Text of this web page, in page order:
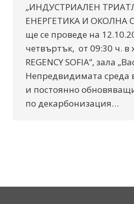
„ИНДУСТРИАЛЕН
EНЕРГЕТИКА И OКОЛНА
ще се проведе на
четвъртък, от 09:30 ч. в
REGENCY SOFIA”, зала
Непредвидимата среда
и постоянно
по декарбонизация…